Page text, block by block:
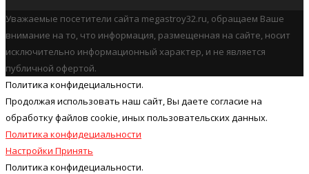
Уважаемые посетители сайта megastroy32.ru, обращаем Ваше
внимание на то, что информация, размещенная на сайте, носит
исключительно информационный характер, и не является
публичной офертой.
Политика конфидециальности.
Продолжая использовать наш cайт, Вы даете согласие на
обработку файлов cookie, иных пользовательских данных.
Политика конфидециальности
Настройки Принять
Политика конфидециальности.